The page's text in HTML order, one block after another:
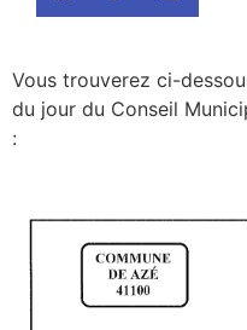
Vous trouverez ci-
du jour du Conseil
: